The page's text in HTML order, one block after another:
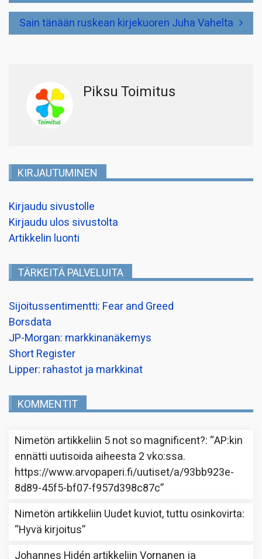
Sain tänään ruskean kirjekuoren Juha Vahelta
Piksu Toimitus
KIRJAUTUMINEN
Kirjaudu sivustolle
Kirjaudu ulos sivustolta
Artikkelin luonti
TÄRKEITÄ PALVELUITA
Sijoitussentimentti: Fear and Greed
Borsdata
JP-Morgan: markkinanäkemys
Short Register
Lipper: rahastot ja markkinat
KOMMENTIT
Nimetön artikkeliin 5 not so magnificent?: “AP:kin
ennätti uutisoida aiheesta 2 vko:ssa.
https://www.arvopaperi.fi/uutiset/a/93bb923e-
8d89-45f5-bf07-f957d398c87c”
Nimetön artikkeliin Uudet kuviot, tuttu osinkovirta:
“Hyvä kirjoitus”
Johannes Hidén artikkeliinVornanen ja